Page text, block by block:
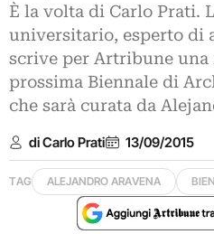
È la volta di Carlo Prati.
universitario, esperto di
scrive per Artribune
prossima Biennale di
che sarà curata da
di Carlo Prati 13/09/2015
TAG ALEJANDRO ARAVENA